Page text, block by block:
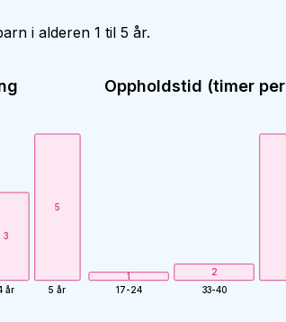
i alderen 1 til 5 år.
3
år
5
5 år
Oppholdstid (timer
1
17-24
2
33-40